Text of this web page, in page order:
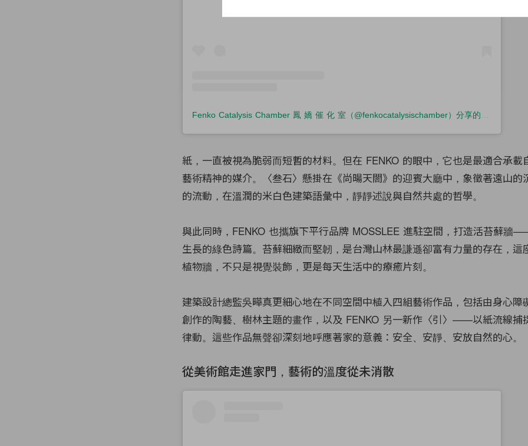
紙，一直被視為脆弱而短暫的材料。但在 FENKO 的眼中，它也是最適合承載
藝術精神的媒介。〈叁石〉懸掛在《尚暘天閤》的迎賓大廳中，象徵著遠山的
的流動，在溫潤的米白色建築語彙中，靜靜述說與自然共處的哲學。
與此同時，FENKO 也攜旗下平行品牌 MOSSLEE 進駐空間，打造活苔蘚牆
生長的綠色詩篇。苔蘚細緻而堅韌，是台灣山林最謙遜卻富有力量的存在，這
植物牆，不只是視覺裝飾，更是每天生活中的療癒片刻。
建築設計總監吳曄真更細心地在不同空間中植入四組藝術作品，包括由身心障
創作的陶藝、樹林主題的畫作，以及 FENKO 另一新作〈引〉——以紙流線捕
律動。這些作品無聲卻深刻地呼應著家的意義：安全、安靜、安放自然的心。
從美術館走進家門，藝術的溫度從未消散